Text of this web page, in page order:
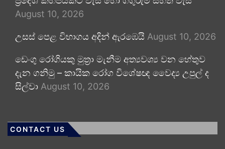
August 10, 2026
උසස් පෙළ විභාගය අදින් ඇරඹෙයි August 10, 2026
ඩෙංගු රෝගියකු ⁣මුත්‍රා මැනීම අත්‍යවශ්‍ය වන හේතුව
දැන ගනිමු – කායික රෝග විශේෂඥ වෛද්‍ය උපුල් ද
සිල්වා August 10, 2026
CONTACT US